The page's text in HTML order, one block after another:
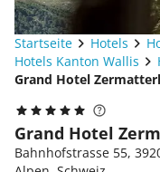
Startseite Hotels
Hotels Kanton Wallis
Grand Hotel
Grand Hotel
Bahnhofstrasse 55,